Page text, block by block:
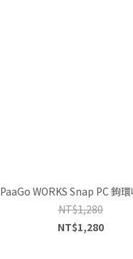
PaaGo WORKS Snap PC 鉤
NT$1,280
NT$1,280